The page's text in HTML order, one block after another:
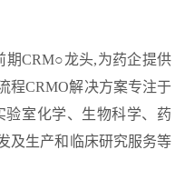
期CRM○龙头,为药企提供
程CRMO解决方案专注于
室化学、生物科学、药
及生产和临床研究服务等